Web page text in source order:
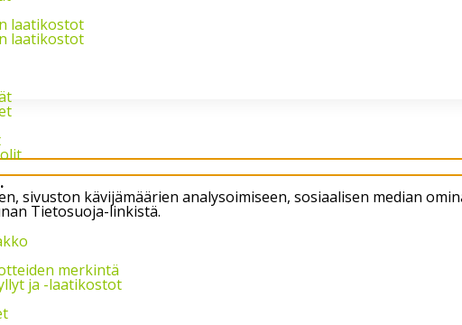
sivuston kävijämäärien analysoimiseen, sosiaalisen median
Tietosuoja-linkistä.
laatikostot
laatikostot
merkintä
ja -laatikostot